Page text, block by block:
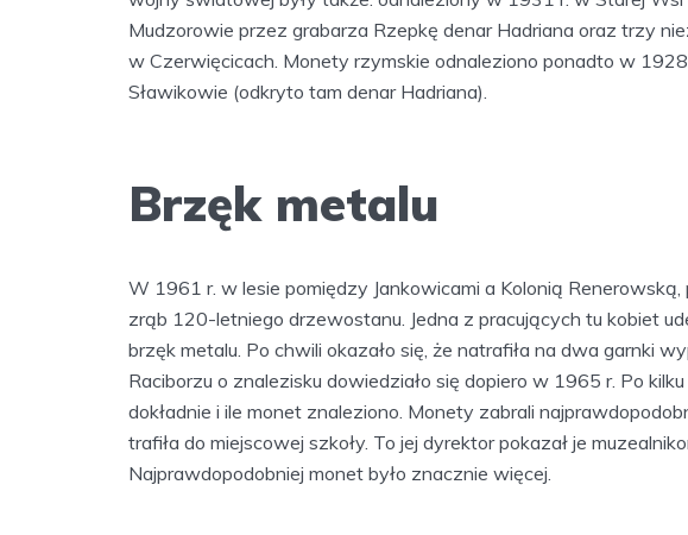
Mudzorowie przez grabarza Rzepkę denar Hadriana oraz trzy
w Czerwięcicach. Monety rzymskie odnaleziono ponadto w
Sławikowie (odkryto tam denar Hadriana).
Brzęk metalu
W 1961 r. w lesie pomiędzy Jankowicami a Kolonią
zrąb 120-letniego drzewostanu. Jedna z pracujących tu kobiet
brzęk metalu. Po chwili okazało się, że natrafiła na dwa garnki
Raciborzu o znalezisku dowiedziało się dopiero w 1965 r. Po
dokładnie i ile monet znaleziono. Monety zabrali
trafiła do miejscowej szkoły. To jej dyrektor pokazał je
Najprawdopodobniej monet było znacznie więcej.